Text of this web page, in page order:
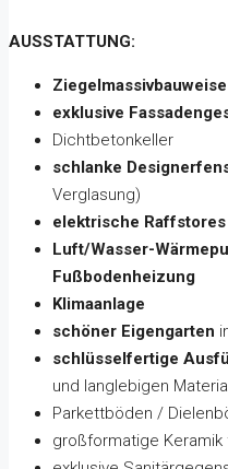
AUSSTATTUNG:
exklusive
Dichtbetonkeller
schlanke
Verglasung)
elektrische Raffstores
Luft/Wasser-
Fußbodenheizung
Klimaanlage
schöner Eigengarten
schlüsselfertige
und langlebigen
Parkettböden /
großformatige